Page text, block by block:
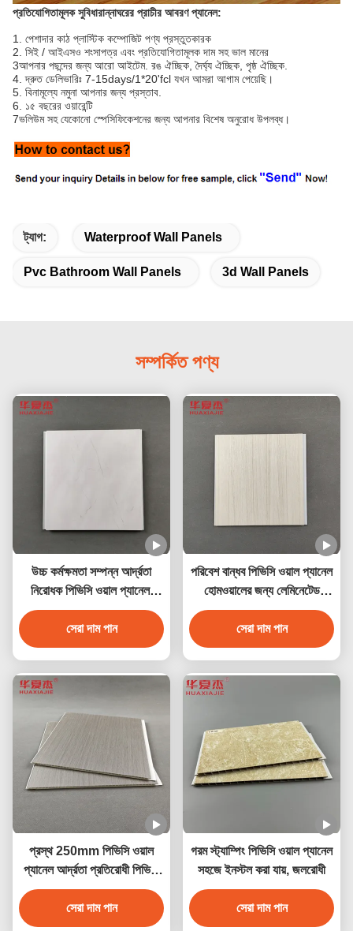
প্রতিযোগিতামূলক সুবিধারান্নাঘরের প্রাচীর আবরণ প্যানেল:
1. পেশাদার কাঠ প্লাস্টিক কম্পোজিট পণ্য প্রস্তুতকারক
2. সিই / আইএসও শংসাপত্র এবং প্রতিযোগিতামূলক দাম সহ ভাল মানের
3আপনার পছন্দের জন্য আরো আইটেম. রঙ ঐচ্ছিক, দৈর্ঘ্য ঐচ্ছিক, পৃষ্ঠ ঐচ্ছিক.
4. দ্রুত ডেলিভারিঃ 7-15days/1*20'fcl যখন আমরা আগাম পেয়েছি।
5. বিনামূল্যে নমুনা আপনার জন্য প্রস্তাব.
6. ১৫ বছরের ওয়ারেন্টি
7ভলিউম সহ যেকোনো স্পেসিফিকেশনের জন্য আপনার বিশেষ অনুরোধ উপলব্ধ।
ট্যাগ: Waterproof Wall Panels
Pvc Bathroom Wall Panels 3d Wall Panels
সম্পর্কিত পণ্য
উচ্চ কর্মক্ষমতা সম্পন্ন আর্দ্রতা
নিরোধক পিভিসি ওয়াল প্যানেল,
মার্বেল ডিজাইন সহ
সেরা দাম পান
পরিবেশ বান্ধব পিভিসি ওয়াল প্যানেল
হোমওয়ালের জন্য লেমিনেটেড
পিভিসি ডেকোরেশন প্যানেল
সেরা দাম পান
প্রস্থ 250mm পিভিসি ওয়াল
প্যানেল আর্দ্রতা প্রতিরোধী পিভিসি
সিলিং প্যানেল 250mmx5mm
সেরা দাম পান
গরম স্ট্যাম্পিং পিভিসি ওয়াল প্যানেল
সহজে ইনস্টল করা যায়, জলরোধী
সেরা দাম পান